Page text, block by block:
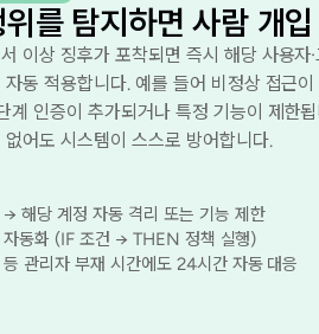
를 탐지하면 사람 개
이상 징후가 포착되면 즉시 해당 사용자
자동 적용합니다. 예를 들어 비정상 접근
계 인증이 추가되거나 특정 기능이 제한됩
없어도 시스템이 스스로 방어합니다.
→ 해당 계정 자동 격리 또는 기능 제한
자동화 (IF 조건 → THEN 정책 실행)
등 관리자 부재 시간에도 24시간 자동 대응